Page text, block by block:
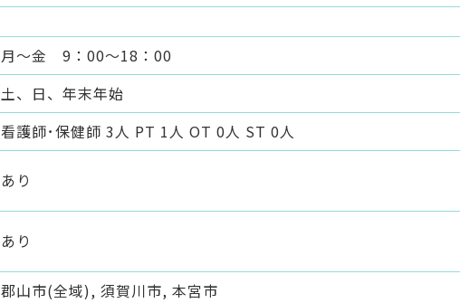
月～金 9：00～18：00
土、日、年末年始
看護師･保健師 3人 PT 1人 OT 0人 ST 0人
あり
あり
郡山市(全域), 須賀川市, 本宮市